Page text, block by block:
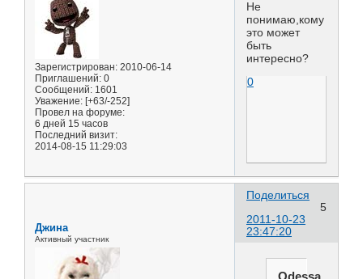
Зарегистрирован: 2010-06-14
Приглашений: 0
Сообщений: 1601
Уважение: [+63/-252]
Провел на форуме:
6 дней 15 часов
Последний визит:
2014-08-15 11:29:03
Не
понимаю,кому
это может
быть
интересно?
0
Поделиться
5
2011-10-23
23:47:20
Джина
Активный участник